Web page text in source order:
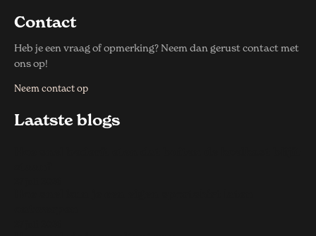
Contact
Heb je een vraag of opmerking? Neem dan gerust contact met
ons op!
Neem contact op
Laatste blogs